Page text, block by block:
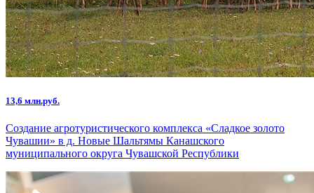
13,6 млн.руб.
Создание агротуристического комплекса «Сладкое золото
Чувашии» в д. Новые Шальтямы Канашского
муниципального округа Чувашской Республики